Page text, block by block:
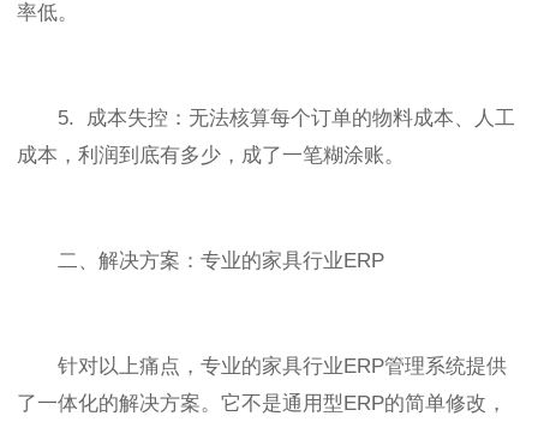
率低。
5. 成本失控：无法核算每个订单的物料成本、人工
成本，利润到底有多少，成了一笔糊涂账。
二、解决方案：专业的家具行业ERP
针对以上痛点，专业的家具行业ERP管理系统提供
了一体化的解决方案。它不是通用型ERP的简单修改，